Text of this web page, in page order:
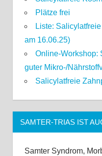
Plätze frei
Liste:
am 16.06.25)
Online-Workshop:
guter Mikro-/
Salicylatfreie
SAMTER-TRIAS IST
Samter Syndrom,